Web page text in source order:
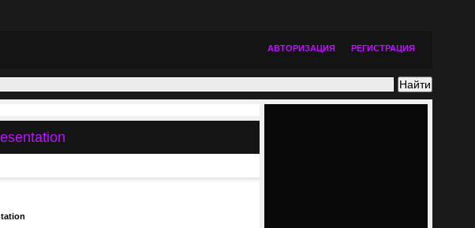
АВТОРИЗАЦИЯ РЕГИСТРАЦИЯ